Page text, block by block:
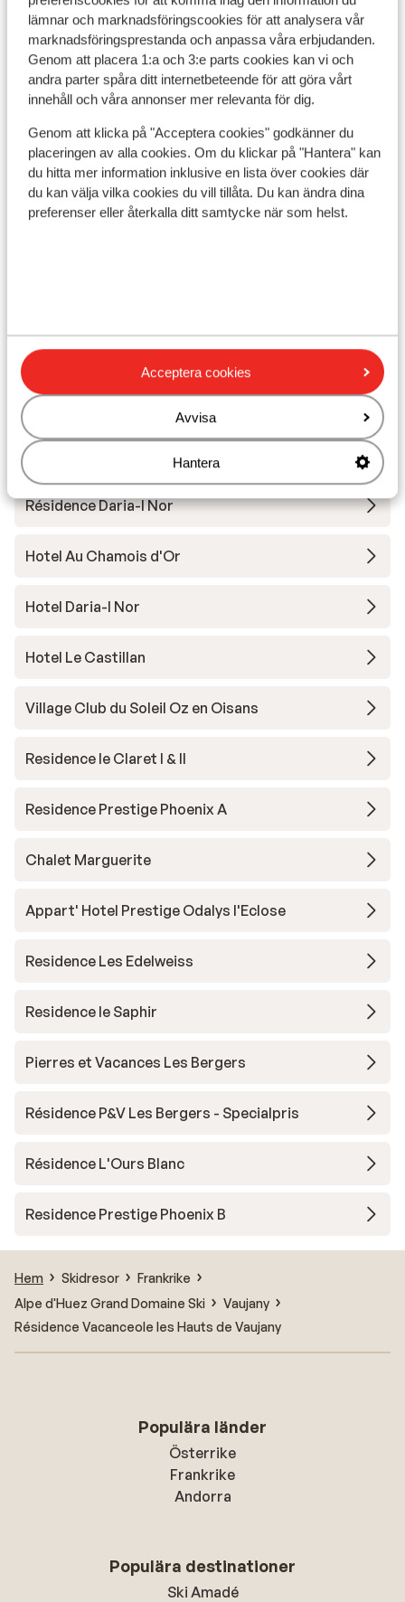
lämnar och marknadsföringscookies för att analysera vår
marknadsföringsprestanda och anpassa våra erbjudanden.
Genom att placera 1:a och 3:e parts cookies kan vi och
andra parter spåra ditt internetbeteende för att göra vårt
innehåll och våra annonser mer relevanta för dig.
Genom att klicka på "Acceptera cookies" godkänner du
placeringen av alla cookies. Om du klickar på "Hantera" kan
du hitta mer information inklusive en lista över cookies där
du kan välja vilka cookies du vill tillåta. Du kan ändra dina
preferenser eller återkalla ditt samtycke när som helst.
Acceptera cookies
Avvisa
Hantera
Visa på karta
I området
Avstånd till centrum: ca 150 m
Avstånd till skidlift ca 400 m
Liftkort/Utrustning/Skidskola
Utrustning
Andra boenden i Alpe d'Huez Grand
Domaine Ski
Résidence Daria-I Nor
Hotel Au Chamois d'Or
Hotel Daria-I Nor
Hotel Le Castillan
Village Club du Soleil Oz en Oisans
Residence le Claret I & II
Residence Prestige Phoenix A
Chalet Marguerite
Appart' Hotel Prestige Odalys l'Eclose
Residence Les Edelweiss
Residence le Saphir
Pierres et Vacances Les Bergers
Résidence P&V Les Bergers - Specialpris
Résidence L'Ours Blanc
Residence Prestige Phoenix B
Hem Skidresor
Frankrike
Alpe d'Huez Grand Domaine Ski
Vaujany
Résidence Vacanceole les Hauts de Vaujany
Populära länder
Österrike
Frankrike
Andorra
Populära destinationer
Ski Amadé